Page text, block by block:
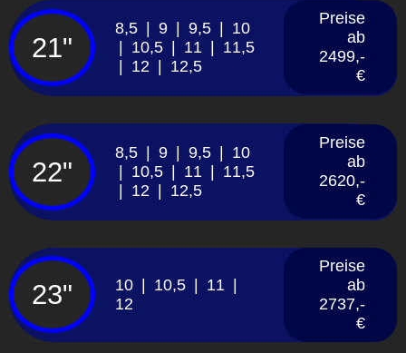
21"
8,5 | 9 | 9,5 | 10
| 10,5 | 11 | 11,5
| 12 | 12,5
Preise
ab
2499,-
€
22"
8,5 | 9 | 9,5 | 10
| 10,5 | 11 | 11,5
| 12 | 12,5
Preise
ab
2620,-
€
23"
10 | 10,5 | 11 |
12
Preise
ab
2737,-
€